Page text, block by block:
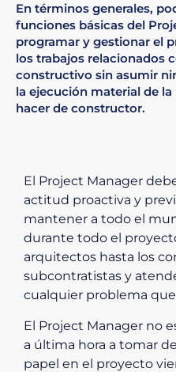
En términos generales,
funciones básicas del
programar y gestionar el
los trabajos relacionados
constructivo sin asumir
la ejecución material de
hacer de constructor.
El Project Manager
actitud proactiva y
mantener a todo el
durante todo el
arquitectos hasta los
subcontratistas y
cualquier problema que
El Project Manager no
a última hora a tomar
papel en el proyecto